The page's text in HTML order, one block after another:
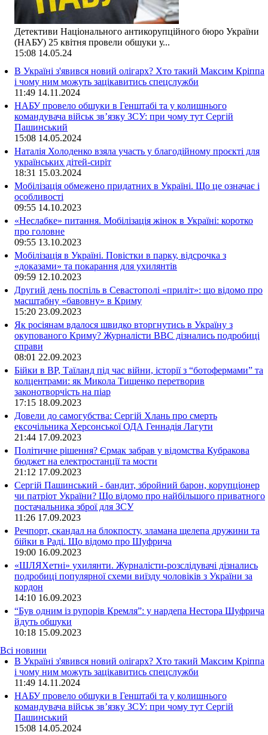
Детективи Національного антикорупційного бюро України
(НАБУ) 25 квітня провели обшуки у...
15:08 14.05.24
В Україні з'явився новий олігарх? Хто такий Максим Кріппа
і чому ним можуть зацікавитись спецслужби
11:49 14.11.2024
НАБУ провело обшуки в Генштабі та у колишнього
командувача військ зв’язку ЗСУ: при чому тут Сергій
Пашинський
15:08 14.05.2024
Наталія Холоденко взяла участь у благодійному проєкті для
українських дітей-сиріт
18:31 15.03.2024
Мобілізація обмежено придатних в Україні. Що це означає і
особливості
09:55 14.10.2023
«Неслабке» питання. Мобілізація жінок в Україні: коротко
про головне
09:55 13.10.2023
Мобілізація в Україні. Повістки в парку, відсрочка з
«доказами» та покарання для ухилянтів
09:59 12.10.2023
Другий день поспіль в Севастополі «приліт»: що відомо про
масштабну «бавовну» в Криму
15:20 23.09.2023
Як росіянам вдалося швидко вторгнутись в Україну з
окупованого Криму? Журналісти ВВС дізнались подробиці
справи
08:01 22.09.2023
Бійки в ВР, Таїланд під час війни, історії з “ботофермами” та
колцентрами: як Микола Тищенко перетворив
законотворчість на піар
17:15 18.09.2023
Довели до самогубства: Сергій Хлань про смерть
ексочільника Херсонської ОДА Геннадія Лагути
21:44 17.09.2023
Політичне рішення? Єрмак забрав у відомства Кубракова
бюджет на електростанції та мости
21:12 17.09.2023
Сергій Пашинський - бандит, збройний барон, корупціонер
чи патріот України? Що відомо про найбільшого приватного
постачальника зброї для ЗСУ
11:26 17.09.2023
Речпорт, скандал на блокпосту, зламана щелепа дружини та
бійки в Раді. Що відомо про Шуфрича
19:00 16.09.2023
«ШЛЯХетні» ухилянти. Журналісти-розслідувачі дізнались
подробиці популярної схеми виїзду чоловіків з України за
кордон
14:10 16.09.2023
“Був одним із рупорів Кремля”: у нардепа Нестора Шуфрича
йдуть обшуки
10:18 15.09.2023
Всі новини
В Україні з'явився новий олігарх? Хто такий Максим Кріппа
і чому ним можуть зацікавитись спецслужби
11:49 14.11.2024
НАБУ провело обшуки в Генштабі та у колишнього
командувача військ зв’язку ЗСУ: при чому тут Сергій
Пашинський
15:08 14.05.2024